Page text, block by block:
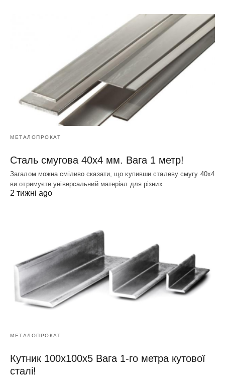
МЕТАЛОПРОКАТ
Сталь смугова 40х4 мм. Вага 1 метр!
Загалом можна сміливо сказати, що купивши сталеву смугу 40х4
ви отримуєте універсальний матеріал для різних…
2 тижні ago
МЕТАЛОПРОКАТ
Кутник 100х100х5 Вага 1-го метра кутової
сталі!